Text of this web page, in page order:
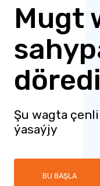
Mugt
Şu wagta
ýasaýjy
BU BAŞLA